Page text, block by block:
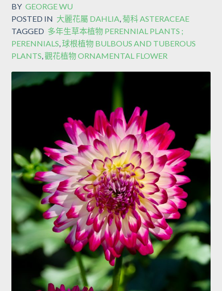
BY GEORGE WU
POSTED IN 大麗花屬 DAHLIA, 菊科 ASTERACEAE
TAGGED 多年生草本植物 PERENNIAL PLANTS ;
PERENNIALS,球根植物 BULBOUS AND TUBEROUS
PLANTS,觀花植物 ORNAMENTAL FLOWER